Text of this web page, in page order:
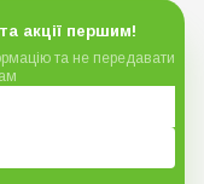
акції першим!
та не передавати